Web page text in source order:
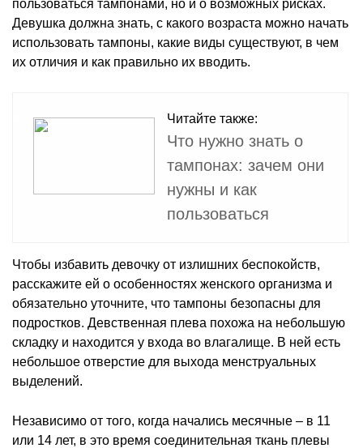
пользоваться тампонами, но и о возможных рисках.
Девушка должна знать, с какого возраста можно начать
использовать тампоны, какие виды существуют, в чем
их отличия и как правильно их вводить.
Читайте также:
Что нужно знать о
тампонах: зачем они
нужны и как
пользоваться
Чтобы избавить девочку от излишних беспокойств,
расскажите ей о особенностях женского организма и
обязательно уточните, что тампоны безопасны для
подростков. Девственная плева похожа на небольшую
складку и находится у входа во влагалище. В ней есть
небольшое отверстие для выхода менструальных
выделений.
Независимо от того, когда начались месячные – в 11
или 14 лет, в это время соединительная ткань плевы